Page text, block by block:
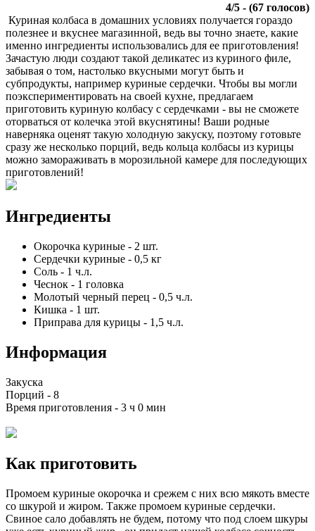
4/5 - (67 голосов)
Куриная колбаса в домашних условиях получается гораздо
полезнее и вкуснее магазинной, ведь вы точно знаете, какие
именно ингредиенты использовались для ее приготовления!
Зачастую люди создают такой деликатес из куриного филе,
забывая о том, настолько вкусными могут быть и
субпродукты, например куриные сердечки. Чтобы вы могли
поэкспериментировать на своей кухне, предлагаем
приготовить куриную колбасу с сердечками - вы не сможете
оторваться от колечка этой вкуснятины! Ваши родные
наверняка оценят такую холодную закуску, поэтому готовьте
сразу же несколько порций, ведь кольца колбасы из курицы
можно замораживать в морозильной камере для последующих
приготовлений!
Ингредиенты
Окорочка куриные - 2 шт.
Сердечки куриные - 0,5 кг
Соль - 1 ч.л.
Чеснок - 1 головка
Молотый черный перец - 0,5 ч.л.
Кишка - 1 шт.
Приправа для курицы - 1,5 ч.л.
Информация
Закуска
Порций - 8
Время приготовления - 3 ч 0 мин
Как приготовить
Промоем куриные окорочка и срежем с них всю мякоть вместе
со шкурой и жиром. Также промоем куриные сердечки.
Свиное сало добавлять не будем, потому что под слоем шкуры